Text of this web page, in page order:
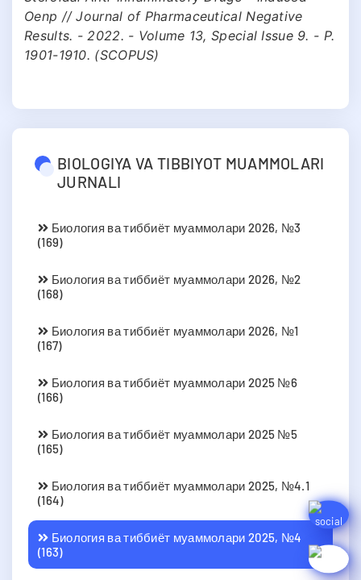
Oenp // Journal of Pharmaceutical Negative
Results. - 2022. - Volume 13, Special Issue 9. - P.
1901-1910. (SCOPUS)
BIOLOGIYA VA TIBBIYOT MUAMMOLARI
JURNALI
Биология ва тиббиёт муаммолари 2026, №3
(169)
Биология ва тиббиёт муаммолари 2026, №2
(168)
Биология ва тиббиёт муаммолари 2026, №1
(167)
Биология ва тиббиёт муаммолари 2025 №6
(166)
Биология ва тиббиёт муаммолари 2025 №5
(165)
Биология ва тиббиёт муаммолари 2025, №4.1
(164)
Биология ва тиббиёт муаммолари 2025, №4
(163)